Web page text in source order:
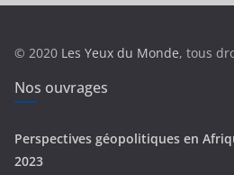
e
s
© 2020 Les Yeux du Monde, tous
Nos ouvrages
Perspectives géopolitiques en
2023